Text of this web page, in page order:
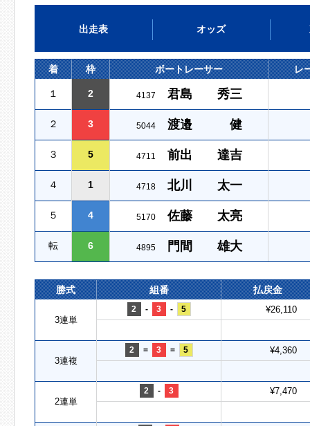
出走表 オッズ
着 枠 ボートレーサー レ
１ 2 4137 君島 秀三
２ 3 5044 渡邉 健
３ 5 4711 前出 達吉
４ 1 4718 北川 太一
５ 4 5170 佐藤 太亮
転 6 4895 門間 雄大
勝式 組番 払戻金
3連単
2 - 3 - 5 ¥26,110
3連複
2 = 3 = 5 ¥4,360
2連単
2 - 3 ¥7,470